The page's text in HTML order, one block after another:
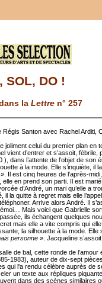
SOL, DO !
la Lettre n° 257
Santon avec Rachel Arditi,
celui du premier plan en
vient d’entrer et s’assoit, fébrile,
dans l’attente de l’objet de son
à la mode. Elle s’inquiète, il
». Il est cinq heures de l’après-
elle en prend son parti. Il est
d’André, un mari qu’elle a
il la quitte à regret mais elle
Arrive alors André. Il
Mais voici que Gabrielle
ils échangent quelques
mais elle a vite compris qui
la silhouette à la mode. Elle
personne ». Jacqueline
de bal, cette ronde de l’amour
1983), auteur de dix-sept
qui l'a rendu célèbre auprès de
un texte aux répliques
dans des scènes similaires